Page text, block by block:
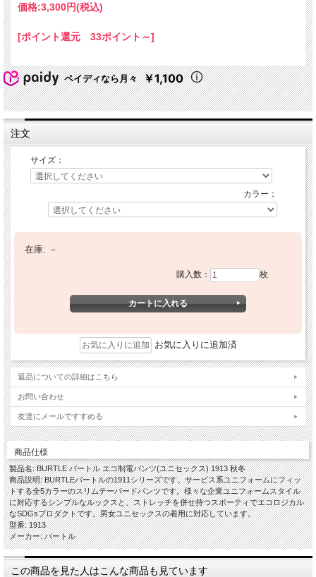
価格:3,300円(税込)
[ポイント還元 33ポイント～]
ペイディなら月々 ￥1,100
注文
サイズ：
カラー：
在庫: －
購入数： 枚
お気に入りに追加済
返品についての詳細はこちら
お問い合わせ
友達にメールですすめる
商品仕様
製品名: BURTLE バートル エコ制電パンツ(ユニセックス) 1913 秋冬
商品説明: BURTLEバートルの1911シリーズです。サービス系ユニフォームにフィッ
トする全5カラーのスリムテーパードパンツです。様々な企業ユニフォームスタイル
に対応するシンプルなルックスと、ストレッチを併せ持つスポーティでエコロジカル
なSDGsプロダクトです。男女ユニセックスの着用に対応しています。
型番: 1913
メーカー: バートル
この商品を見た人はこんな商品も見ています